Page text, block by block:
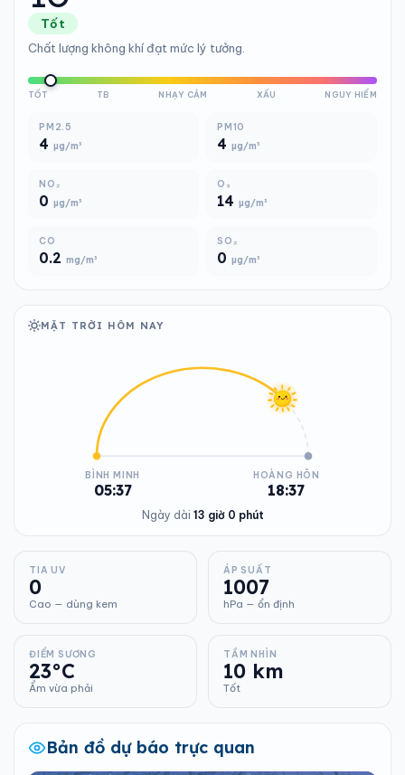
Tốt
Chất lượng không khí đạt mức lý tưởng.
TỐT TB NHẠY CẢM XẤU NGUY HIỂM
PM2.5
4 µg/m³
PM10
4 µg/m³
NO₂
0 µg/m³
O₃
14 µg/m³
CO
0.2 mg/m³
SO₂
0 µg/m³
MẶT TRỜI HÔM NAY
BÌNH MINH
05:37
HOÀNG HÔN
18:37
Ngày dài 13 giờ 0 phút
TIA UV
0
Cao — dùng kem
ÁP SUẤT
1007
hPa — ổn định
ĐIỂM SƯƠNG
23°C
Ẩm vừa phải
TẦM NHÌN
10 km
Tốt
Bản đồ dự báo trực quan